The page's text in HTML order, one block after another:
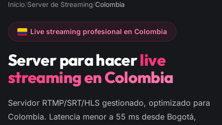
Inicio/Server de Streaming/Colombia
Live streaming profesional en Colombia
Server para hacerlive
streaming en Colombia
Servidor RTMP/SRT/HLS gestionado, optimizado para
Colombia. Latencia menor a 55 ms desde Bogotá,